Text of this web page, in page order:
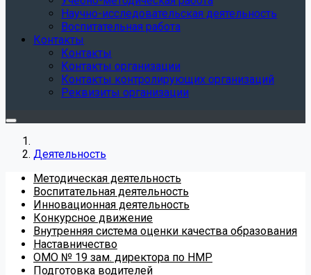
Научно-исследовательская деятельность
Воспитательная работа
Контакты
Контакты
Контакты организации
Контакты контролирующих организаций
Реквизиты организации
Деятельность
Методическая деятельность
Воспитательная деятельность
Инновационная деятельность
Конкурсное движение
Внутренняя система оценки качества образования
Наставничество
ОМО № 19 зам. директора по НМР
Подготовка водителей